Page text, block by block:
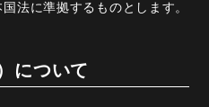
法に準拠するものとします。
について